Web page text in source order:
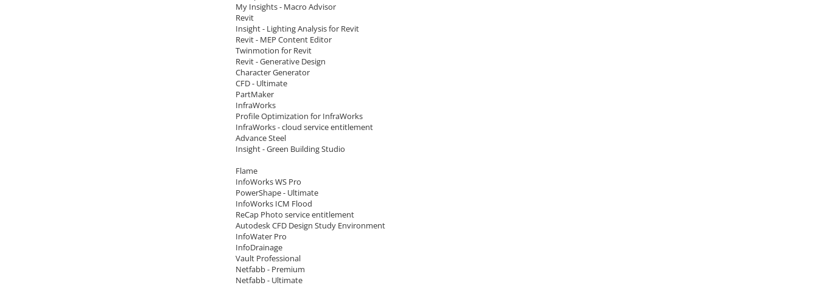
My Insights - Macro Advisor
Revit
Insight - Lighting Analysis for Revit
Revit - MEP Content Editor
Twinmotion for Revit
Revit - Generative Design
Character Generator
CFD - Ultimate
PartMaker
InfraWorks
Profile Optimization for InfraWorks
InfraWorks - cloud service entitlement
Advance Steel
Insight - Green Building Studio
Flame
InfoWorks WS Pro
PowerShape - Ultimate
InfoWorks ICM Flood
ReCap Photo service entitlement
Autodesk CFD Design Study Environment
InfoWater Pro
InfoDrainage
Vault Professional
Netfabb - Premium
Netfabb - Ultimate